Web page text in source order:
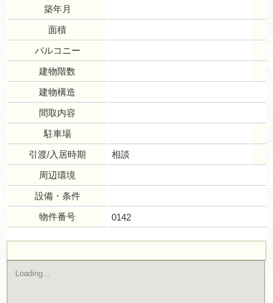
築年月
面積
バルコニー
建物階数
建物構造
間取内容
駐車場
引渡/入居時期
相談
周辺環境
設備・条件
物件番号
0142
Loading...